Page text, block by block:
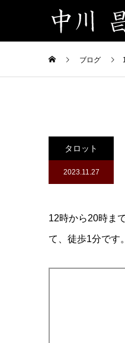
ブログ
タロット
2023.11.27
12時から20時ま
て、徒歩1分です